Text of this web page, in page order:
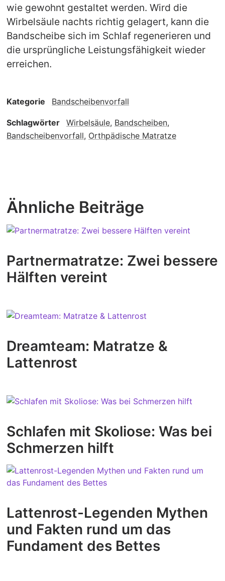
wie gewohnt gestaltet werden. Wird die
Wirbelsäule nachts richtig gelagert, kann die
Bandscheibe sich im Schlaf regenerieren und
die ursprüngliche Leistungsfähigkeit wieder
erreichen.
Kategorie Bandscheibenvorfall
Schlagwörter Wirbelsäule, Bandscheiben,
Bandscheibenvorfall, Orthpädische Matratze
Ähnliche Beiträge
Partnermatratze: Zwei bessere
Hälften vereint
Dreamteam: Matratze &
Lattenrost
Schlafen mit Skoliose: Was bei
Schmerzen hilft
Lattenrost-Legenden Mythen
und Fakten rund um das
Fundament des Bettes